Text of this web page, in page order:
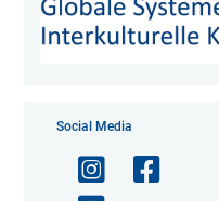
Social Media